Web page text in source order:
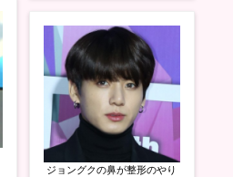
ジョングクの鼻が整形のやり